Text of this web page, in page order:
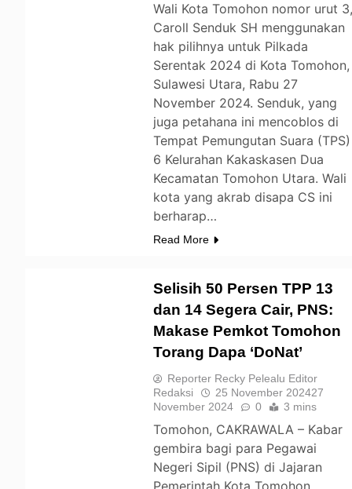
Wali Kota Tomohon nomor urut
Caroll Senduk SH menggunakan
hak pilihnya untuk Pilkada
Serentak 2024 di Kota Tomohon,
Sulawesi Utara, Rabu 27
November 2024. Senduk, yang
juga petahana ini mencoblos di
Tempat Pemungutan Suara (TPS)
6 Kelurahan Kakaskasen Dua
Kecamatan Tomohon Utara. Wali
kota yang akrab disapa CS ini
berharap…
Read More
Selisih 50 Persen TPP 13
dan 14 Segera Cair, PNS:
Makase Pemkot Tomohon
Torang Dapa ‘DoNat’
Reporter Recky Pelealu Editor
Redaksi
25 November 202427
November 2024
0 3 mins
Tomohon, CAKRAWALA – Kabar
gembira bagi para Pegawai
Negeri Sipil (PNS) di Jajaran